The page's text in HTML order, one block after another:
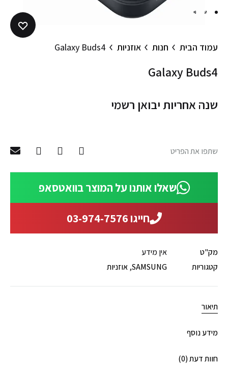
1
2
3
עמוד הבית חנות אוזניות Galaxy Buds4
Galaxy Buds4
שנה אחריות יבואן רשמי
שתפו את הפריט
שאלו אותנו על המוצר בוואטסאפ
חייגו 03-974-7576
מק"ט
אין מידע
קטגוריות
SAMSUNG
,אוזניות
תיאור
מידע נוסף
חוות דעת (0)